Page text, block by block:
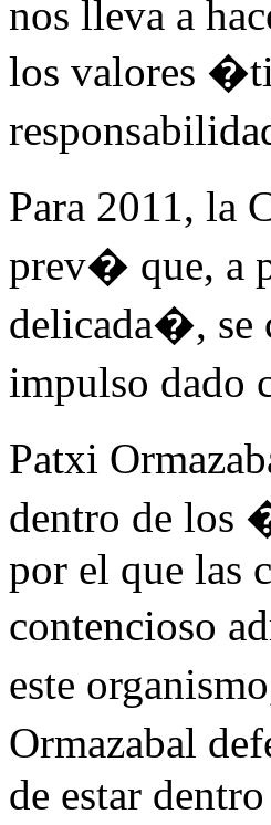
nos lleva a
los valores
Para 2011, la
prev� que, a
delicada�,
impulso dado
Patxi
dentro de los
por el que las
contencioso
este
Ormazabal
de estar